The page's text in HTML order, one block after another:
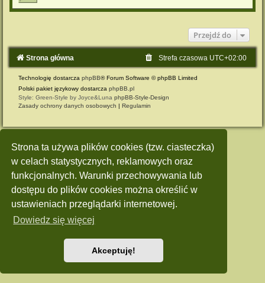
Strona ta używa plików cookies (tzw. ciasteczka)
w celach statystycznych, reklamowych oraz
funkcjonalnych. Warunki przechowywania lub
dostępu do plików cookies można określić w
ustawieniach przeglądarki internetowej.
Dowiedz się więcej
Akceptuję!
Przejdź do
Strona główna Strefa czasowa UTC+02:00
Technologię dostarcza phpBB® Forum Software © phpBB Limited
Polski pakiet językowy dostarcza phpBB.pl
Style: Green-Style by Joyce&Luna phpBB-Style-Design
Zasady ochrony danych osobowych
Regulamin